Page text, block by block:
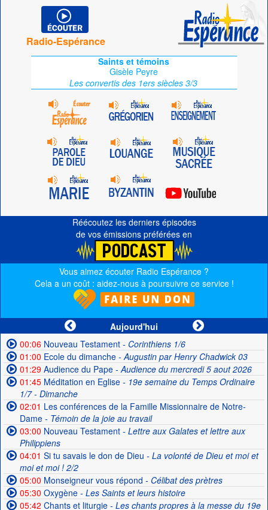
Radio-Espérance
Saints et témoins
Gisèle Peyre
Les convertis des 1ers siècles 3/3
Réécoutez les derniers épisodes
de vos émissions préférées en
Vous aimez écouter Radio Espérance ?
Cela a un coût : aidez-nous à poursuivre ce service !
Aujourd'hui
00:06Nouveau Testament- Corinthiens 1/6
01:00 Ecole du dimanche- Augustin par Henry Chadwick 03
01:29Audience du Pape- Audience du mercredi 5 aout 2026
01:45Méditation en Eglise- 19e semaine du Temps Ordinaire
1/7 - Dimanche
02:01 Les conférences de la Famille Missionnaire de Notre-
Dame- Témoin de la joie au travail
03:00 Nouveau Testament- Lettre aux Galates et lettre aux
Philippiens
04:01 Si tu savais le don de Dieu - La volonté de Dieu et moi et
moi et moi ! 2/2
05:00 Monseigneur vous répond - Célibat des prètres
05:30 Oxygène- Les Saints et leurs histoire
05:42 Chants et liturgie- Les chants propres à la messe du 19e